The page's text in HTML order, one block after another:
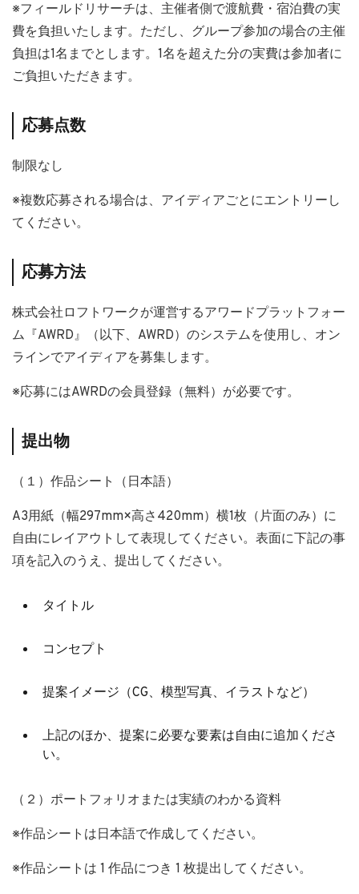
※フィールドリサーチは、主催者側で渡航費・宿泊費の実
費を負担いたします。ただし、グループ参加の場合の主催
負担は1名までとします。1名を超えた分の実費は参加者に
ご負担いただきます。
応募点数
制限なし
※複数応募される場合は、アイディアごとにエントリーし
てください。
応募方法
株式会社ロフトワークが運営するアワードプラットフォー
ム『AWRD』（以下、AWRD）のシステムを使用し、オン
ラインでアイディアを募集します。
※応募にはAWRDの会員登録（無料）が必要です。
提出物
（１）作品シート（日本語）
A3用紙（幅297mm×高さ420mm）横1枚（片面のみ）に
自由にレイアウトして表現してください。表面に下記の事
項を記入のうえ、提出してください。
タイトル
コンセプト
提案イメージ（CG、模型写真、イラストなど）
上記のほか、提案に必要な要素は自由に追加くださ
い。
（２）ポートフォリオまたは実績のわかる資料
※作品シートは日本語で作成してください。
※作品シートは 1 作品につき 1 枚提出してください。